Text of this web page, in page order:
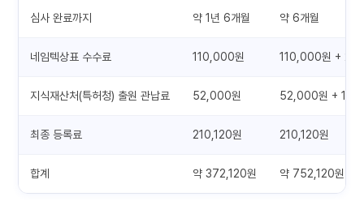
심사 완료까지 약 1년 6개월 약 6개월
네임텍상표 수수료 110,000원 110,000원 +
지식재산처(특허청) 출원 관납료 52,000원 52,000원 +
최종 등록료 210,120원 210,120원
합계 약 372,120원 약 752,120원